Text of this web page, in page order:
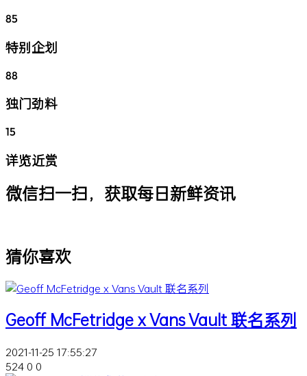
85
特别企划
88
独门劲料
15
详览近赏
微信扫一扫，获取每日新鲜资讯
猜你喜欢
Geoff McFetridge x Vans Vault 联名系列
2021-11-25 17:55:27
524 0 0